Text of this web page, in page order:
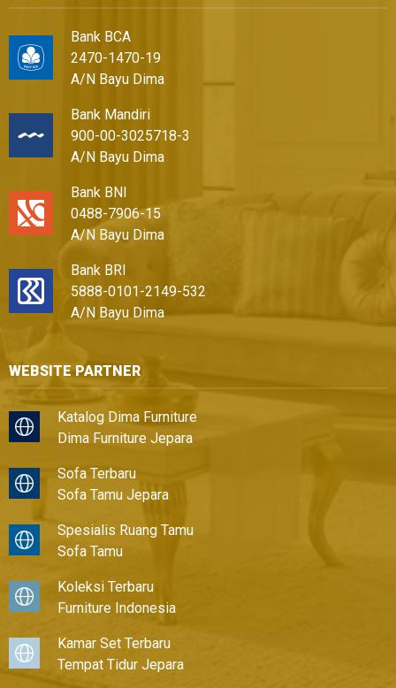
Bank BCA
2470-1470-19
A/N Bayu Dima
Bank Mandiri
900-00-3025718-3
A/N Bayu Dima
Bank BNI
0488-7906-15
A/N Bayu Dima
Bank BRI
5888-0101-2149-532
A/N Bayu Dima
WEBSITE PARTNER
Katalog Dima Furniture
Dima Furniture Jepara
Sofa Terbaru
Sofa Tamu Jepara
Spesialis Ruang Tamu
Sofa Tamu
Koleksi Terbaru
Furniture Indonesia
Kamar Set Terbaru
Tempat Tidur Jepara